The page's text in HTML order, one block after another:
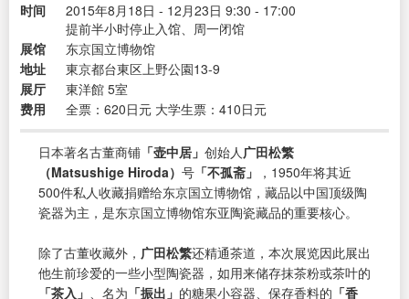
时间
2015年8月18日 - 12月23日 9:30 - 17:00
提前半小时停止入馆、周一闭馆
展馆
东京国立博物馆
地址
東京都台東区上野公園13-9
展厅
東洋館 5室
费用
全票：620日元 大学生票：410日元
日本著名古董商铺 「壶中居」 创始人广田松繁
（Matsushige Hiroda） 号 「不孤斋」
，1950年将其近
500件私人收藏捐赠给东京国立博物馆，藏品以中国顶级陶
瓷器为主，是东京国立博物馆东亚陶瓷藏品的重要核心。
除了古董收藏外， 广田松繁还精通茶道，本次展览因此展出
他生前珍爱的一些小型陶瓷器，如用来储存抹茶粉或茶叶的
「茶入」 、名为 「振出」 的糖果小容器、保存香料的 「香